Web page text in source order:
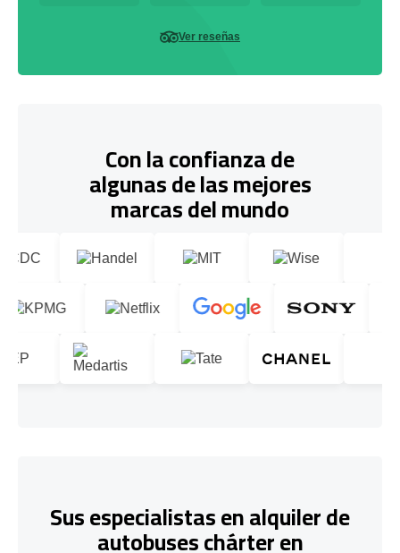
Ver reseñas
Con la confianza de
algunas de las mejores
marcas del mundo
Sus especialistas en alquiler de
autobuses chárter en